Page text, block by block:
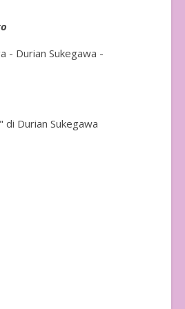
di Durian Sukegawa